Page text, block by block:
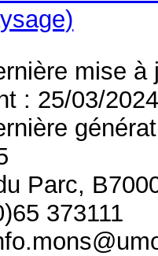
mise
: 25/03/
Parc,
373111